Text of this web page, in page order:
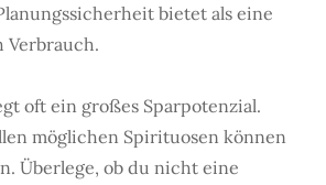
bietet als eine
Verbrauch.
oft ein großes Sparpotenzial.
möglichen Spirituosen können
Überlege, ob du nicht eine